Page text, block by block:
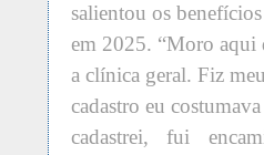
salientou os
em 2025. “Moro aqui
a clínica geral. Fiz
cadastro eu
cadastrei, fui